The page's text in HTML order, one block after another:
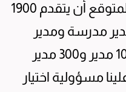
وذكر الطبطبائي أنه «من المتوقع أن يتقدم 1900
مدرسة ومدير
مساعد، ونحن بحاجة إلى 100 مدير و300 مدير
مسؤولية اختيار